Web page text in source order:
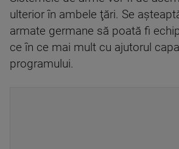
ulterior în ambele ţări. Se
armate germane să poată fi
ce în ce mai mult cu ajutorul
programului.